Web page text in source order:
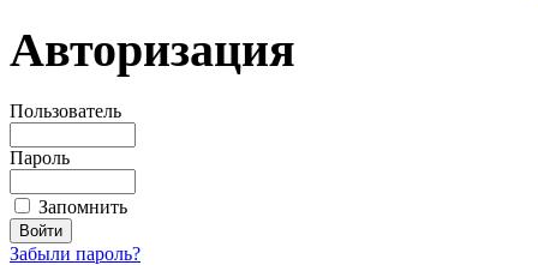
Авторизация
Пользователь
Пароль
Запомнить
Забыли пароль?